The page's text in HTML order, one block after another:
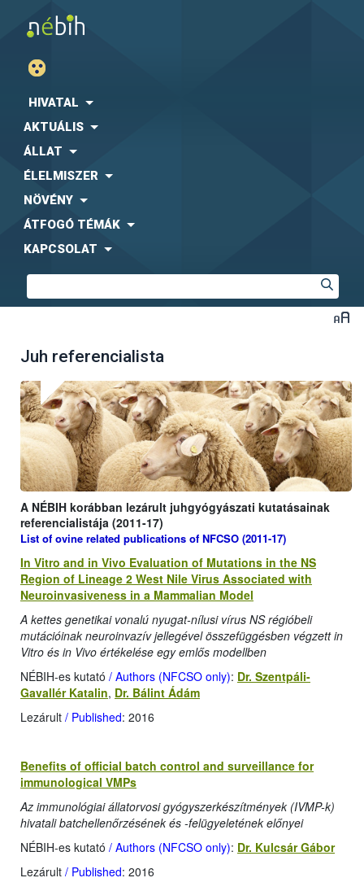
HIVATAL
AKTUÁLIS
ÁLLAT
ÉLELMISZER
NÖVÉNY
ÁTFOGÓ TÉMÁK
KAPCSOLAT
Juh referencialista
A NÉBIH korábban lezárult juhgyógyászati kutatásainak
referencialistája (2011-17)
List of ovine related publications of NFCSO (2011-17)
In Vitro and in Vivo Evaluation of Mutations in the NS
Region of Lineage 2 West Nile Virus Associated with
Neuroinvasiveness in a Mammalian Model
A kettes genetikai vonalú nyugat-nílusi vírus NS régióbeli
mutációinak neuroinvazív jellegével összefüggésben végzett in
Vitro és in Vivo értékelése egy emlős modellben
NÉBIH-es kutató / Authors (NFCSO only): Dr. Szentpáli-
Gavallér Katalin, Dr. Bálint Ádám
Lezárult / Published: 2016
Benefits of official batch control and surveillance for
immunological VMPs
Az immunológiai állatorvosi gyógyszerkészítmények (IVMP-k)
hivatali batchellenőrzésének és -felügyeletének előnyei
NÉBIH-es kutató / Authors (NFCSO only): Dr. Kulcsár Gábor
Lezárult / Published: 2016